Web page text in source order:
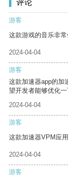
评论
游客
这款游戏的音乐非常
2024-04-04
游客
这款加速器app的加
望开发者能够优化一
2024-04-04
游客
这款加速器VPM应
2024-04-04
游客